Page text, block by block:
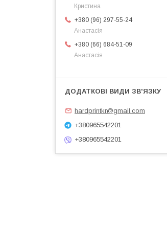
Кристина
+380 (96) 297-55-24
Анастасія
+380 (66) 684-51-09
Анастасія
hardprintkr@gmail.com
+380965542201
+380965542201